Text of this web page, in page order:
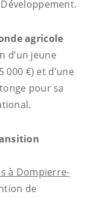
agricole
d’un jeune
€) et d’une
pour sa
à Dompierre-
de